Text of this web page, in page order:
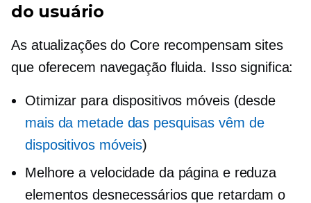
do usuário
As atualizações do Core recompensam sites
que oferecem navegação fluida. Isso significa:
Otimizar para dispositivos móveis (desde
mais da metade das pesquisas vêm de
dispositivos móveis)
Melhore a velocidade da página e reduza
elementos desnecessários que retardam o